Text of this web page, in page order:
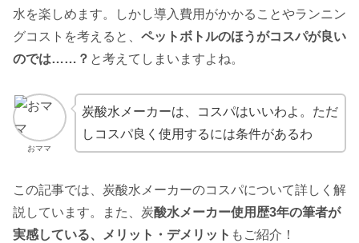
水を楽しめます。しかし導入費用がかかることやランニン
グコストを考えると、 ペットボトルのほうがコスパが良い
のでは……？ と考えてしまいますよね。
おママ
炭酸水メーカーは、コスパはいいわよ。ただ
しコスパ良く使用するには条件があるわ
この記事では、炭酸水メーカーのコスパについて詳しく解
説しています。また、炭酸水メーカー使用歴3年の筆者が
実感している、メリット・デメリット もご紹介！